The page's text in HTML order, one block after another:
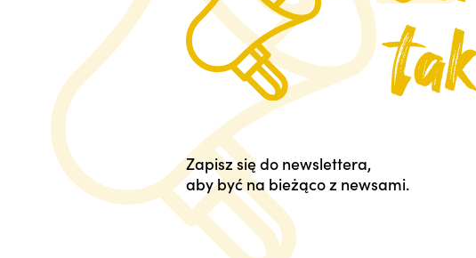
Zapisz się do newslettera,
aby być na bieżąco z newsami.